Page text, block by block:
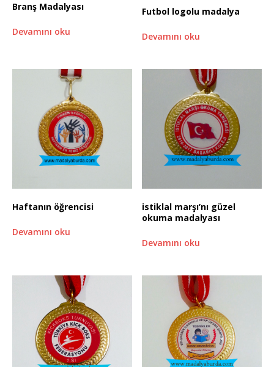
Branş Madalyası
Devamını oku
Futbol logolu madalya
Devamını oku
Haftanın öğrencisi
Devamını oku
istiklal marşı’nı güzel
okuma madalyası
Devamını oku